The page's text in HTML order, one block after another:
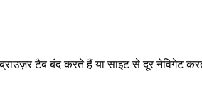
टैब बंद करते हैं या साइट से दूर नेविगेट